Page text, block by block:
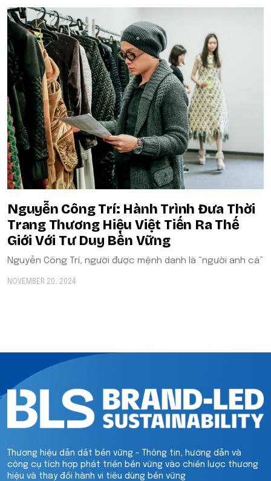
Nguyễn Công Trí: Hành Trình Đưa Thời
Trang Thương Hiệu Việt Tiến Ra Thế
Giới Với Tư Duy Bền Vững
Nguyễn Công Trí, người được mệnh danh là “người anh cả”
NOVEMBER 20, 2024
Thương hiệu dẫn dắt bền vững - Thông tin, hướng dẫn và
công cụ tích hợp phát triển bền vững vào chiến lược thương
hiệu và thay đổi hành vi tiêu dùng bền vững